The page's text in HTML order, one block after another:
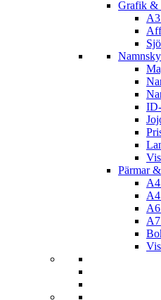
Grafik &
Pärmar